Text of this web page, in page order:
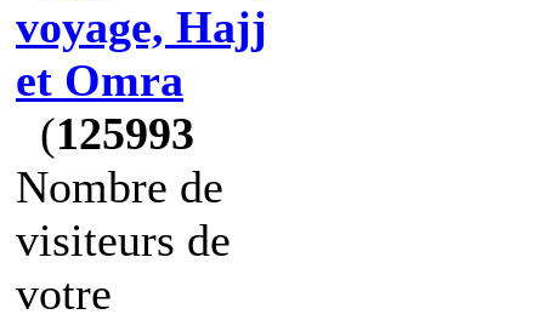
voyage, Hajj
et Omra
(125993
Nombre de
visiteurs de
votre